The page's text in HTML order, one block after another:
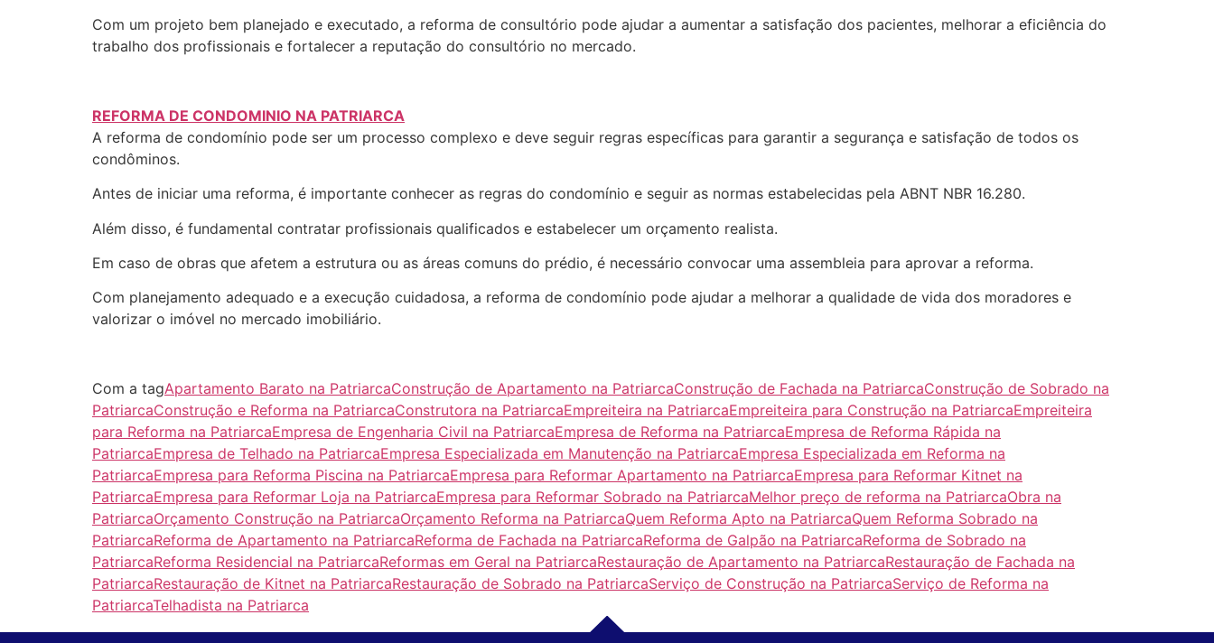
Com um projeto bem planejado e executado, a reforma de consultório pode ajudar a aumentar a satisfação dos pacientes, melhorar a eficiência do
trabalho dos profissionais e fortalecer a reputação do consultório no mercado.
REFORMA DE CONDOMINIO NA PATRIARCA
A reforma de condomínio pode ser um processo complexo e deve seguir regras específicas para garantir a segurança e satisfação de todos os
condôminos.
Antes de iniciar uma reforma, é importante conhecer as regras do condomínio e seguir as normas estabelecidas pela ABNT NBR 16.280.
Além disso, é fundamental contratar profissionais qualificados e estabelecer um orçamento realista.
Em caso de obras que afetem a estrutura ou as áreas comuns do prédio, é necessário convocar uma assembleia para aprovar a reforma.
Com planejamento adequado e a execução cuidadosa, a reforma de condomínio pode ajudar a melhorar a qualidade de vida dos moradores e
valorizar o imóvel no mercado imobiliário.
Com a tagApartamento Barato na PatriarcaConstrução de Apartamento na PatriarcaConstrução de Fachada na PatriarcaConstrução de Sobrado na
PatriarcaConstrução e Reforma na PatriarcaConstrutora na PatriarcaEmpreiteira na PatriarcaEmpreiteira para Construção na PatriarcaEmpreiteira
para Reforma na PatriarcaEmpresa de Engenharia Civil na PatriarcaEmpresa de Reforma na PatriarcaEmpresa de Reforma Rápida na
PatriarcaEmpresa de Telhado na PatriarcaEmpresa Especializada em Manutenção na PatriarcaEmpresa Especializada em Reforma na
PatriarcaEmpresa para Reforma Piscina na PatriarcaEmpresa para Reformar Apartamento na PatriarcaEmpresa para Reformar Kitnet na
PatriarcaEmpresa para Reformar Loja na PatriarcaEmpresa para Reformar Sobrado na PatriarcaMelhor preço de reforma na PatriarcaObra na
PatriarcaOrçamento Construção na PatriarcaOrçamento Reforma na PatriarcaQuem Reforma Apto na PatriarcaQuem Reforma Sobrado na
PatriarcaReforma de Apartamento na PatriarcaReforma de Fachada na PatriarcaReforma de Galpão na PatriarcaReforma de Sobrado na
PatriarcaReforma Residencial na PatriarcaReformas em Geral na PatriarcaRestauração de Apartamento na PatriarcaRestauração de Fachada na
PatriarcaRestauração de Kitnet na PatriarcaRestauração de Sobrado na PatriarcaServiço de Construção na PatriarcaServiço de Reforma na
PatriarcaTelhadista na Patriarca